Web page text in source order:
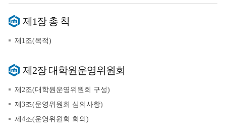
제1장 총 칙
제1조(목적)
제2장 대학원운영위원회
제2조(대학원운영위원회 구성)
제3조(운영위원회 심의사항)
제4조(운영위원회 회의)